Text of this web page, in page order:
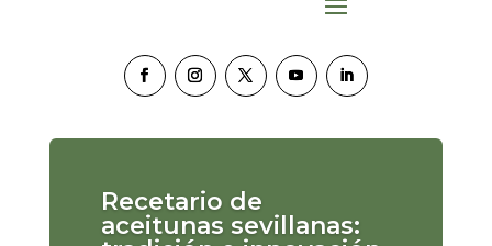
Recetario de
aceitunas sevillanas: